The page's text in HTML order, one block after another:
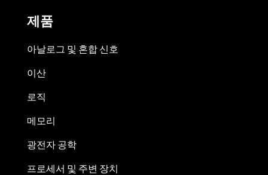
제품
아날로그 및 혼합 신호
이산
로직
메모리
광전자 공학
프로세서 및 주변 장치